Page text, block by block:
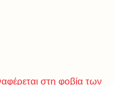
στη φοβία των